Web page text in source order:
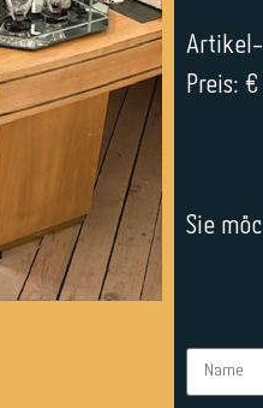
Artikel-
Preis:
Sie